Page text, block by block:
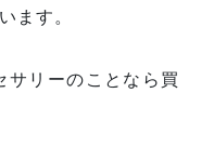
ます。
リーのことなら買